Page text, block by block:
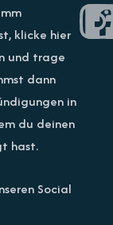
klicke hier
und trage
dann
in
du deinen
hast.
Social